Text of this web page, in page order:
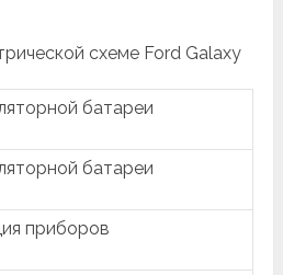
схеме Ford Galaxy
батареи
батареи
приборов